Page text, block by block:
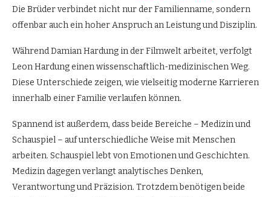
Die Brüder verbindet nicht nur der Familienname, sondern
offenbar auch ein hoher Anspruch an Leistung und Disziplin.
Während Damian Hardung in der Filmwelt arbeitet, verfolgt
Leon Hardung einen wissenschaftlich-medizinischen Weg.
Diese Unterschiede zeigen, wie vielseitig moderne Karrieren
innerhalb einer Familie verlaufen können.
Spannend ist außerdem, dass beide Bereiche – Medizin und
Schauspiel – auf unterschiedliche Weise mit Menschen
arbeiten. Schauspiel lebt von Emotionen und Geschichten.
Medizin dagegen verlangt analytisches Denken,
Verantwortung und Präzision. Trotzdem benötigen beide